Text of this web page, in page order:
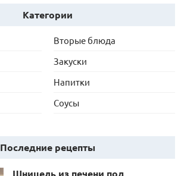
Категории
Вторые блюда
Закуски
Напитки
Соусы
Последние рецепты
Шницель из печени под